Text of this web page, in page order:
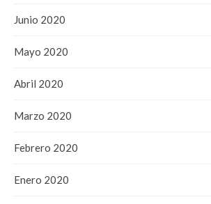
Junio 2020
Mayo 2020
Abril 2020
Marzo 2020
Febrero 2020
Enero 2020